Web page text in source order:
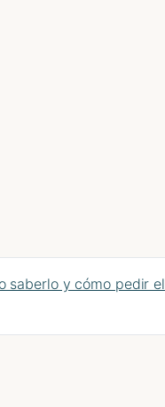
saberlo y cómo pedir el